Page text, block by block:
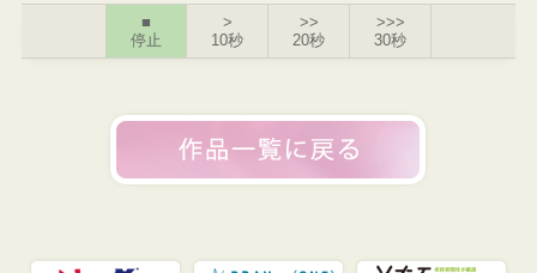
■
停止
>
10秒
>>
20秒
>>>
30秒